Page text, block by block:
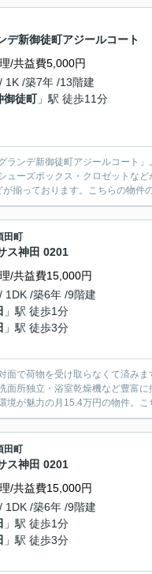
デ新御徒町アジールコート
/共益費5,000円
1K /築7年 /13階建
御徒町」駅 徒歩11分
ンデ新御徒町アジールコート
ーズボックス・クロゼットな
揃っております。こちらの物件
田町
ス神田 0201
/共益費15,000円
1DK /築6年 /9階建
」駅 徒歩1分
」駅 徒歩3分
で荷物を受け取らなくて済み
面所独立・浴室乾燥機など豊富
が魅力の月15.4万円の物件。
田町
ス神田 0201
/共益費15,000円
1DK /築6年 /9階建
」駅 徒歩1分
」駅 徒歩3分